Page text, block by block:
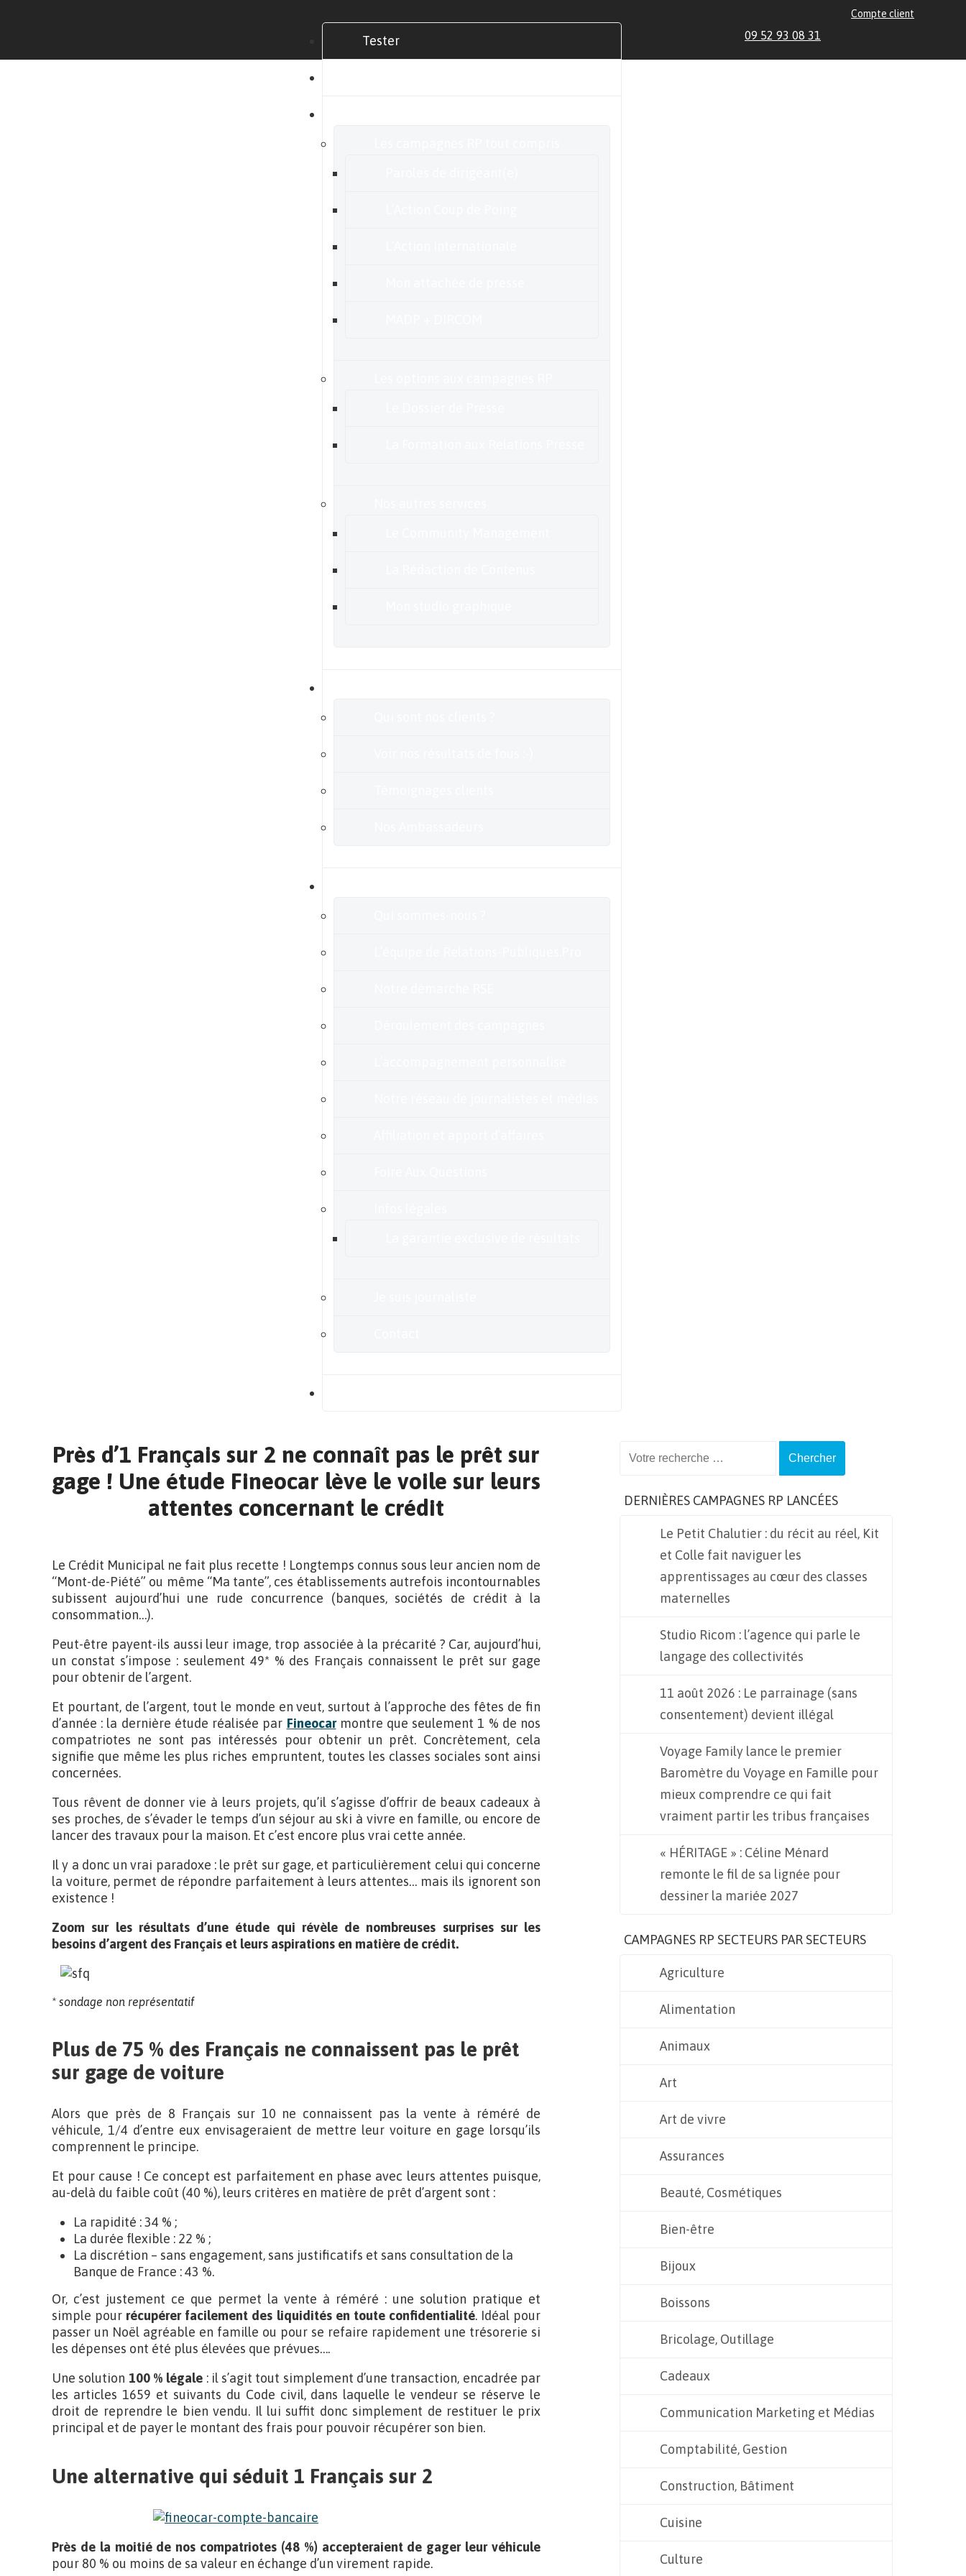
Tester
Compte client
09 52 93 08 31
Près d’1 Français sur 2 ne connaît pas le prêt sur
gage ! Une étude Fineocar lève le voile sur leurs
attentes concernant le crédit
Le Crédit Municipal ne fait plus recette ! Longtemps connus sous leur ancien nom de
“Mont-de-Piété” ou même “Ma tante”, ces établissements autrefois incontournables
subissent aujourd’hui une rude concurrence (banques, sociétés de crédit à la
consommation…).
Peut-être payent-ils aussi leur image, trop associée à la précarité ? Car, aujourd’hui,
un constat s’impose : seulement 49* % des Français connaissent le prêt sur gage
pour obtenir de l’argent.
Et pourtant, de l’argent, tout le monde en veut, surtout à l’approche des fêtes de fin
d’année : la dernière étude réalisée par Fineocarmontre que seulement 1 % de nos
compatriotes ne sont pas intéressés pour obtenir un prêt. Concrètement, cela
signifie que même les plus riches empruntent, toutes les classes sociales sont ainsi
concernées.
Tous rêvent de donner vie à leurs projets, qu’il s’agisse d’offrir de beaux cadeaux à
ses proches, de s’évader le temps d’un séjour au ski à vivre en famille, ou encore de
lancer des travaux pour la maison. Et c’est encore plus vrai cette année.
Il y a donc un vrai paradoxe : le prêt sur gage, et particulièrement celui qui concerne
la voiture, permet de répondre parfaitement à leurs attentes… mais ils ignorent son
existence !
Zoom sur les résultats d’une étude qui révèle de nombreuses surprises sur les
besoins d’argent des Français et leurs aspirations en matière de crédit.
* sondage non représentatif
Plus de 75 % des Français ne connaissent pas le prêt
sur gage de voiture
Alors que près de 8 Français sur 10 ne connaissent pas la vente à réméré de
véhicule, 1/4 d’entre eux envisageraient de mettre leur voiture en gage lorsqu’ils
comprennent le principe.
Et pour cause ! Ce concept est parfaitement en phase avec leurs attentes puisque,
au-delà du faible coût (40 %), leurs critères en matière de prêt d’argent sont :
La rapidité : 34 % ;
La durée flexible : 22 % ;
La discrétion – sans engagement, sans justificatifs et sans consultation de la
Banque de France : 43 %.
Or, c’est justement ce que permet la vente à réméré : une solution pratique et
simple pour récupérer facilement des liquidités en toute confidentialité. Idéal pour
passer un Noël agréable en famille ou pour se refaire rapidement une trésorerie si
les dépenses ont été plus élevées que prévues….
Une solution 100 % légale : il s’agit tout simplement d’une transaction, encadrée par
les articles 1659 et suivants du Code civil, dans laquelle le vendeur se réserve le
droit de reprendre le bien vendu. Il lui suffit donc simplement de restituer le prix
principal et de payer le montant des frais pour pouvoir récupérer son bien.
Une alternative qui séduit 1 Français sur 2
Près de la moitié de nos compatriotes (48 %) accepteraient de gager leur véhicule
pour 80 % ou moins de sa valeur en échange d’un virement rapide.
DERNIÈRES CAMPAGNES RP LANCÉES
Le Petit Chalutier : du récit au réel, Kit
et Colle fait naviguer les
apprentissages au cœur des classes
maternelles
Studio Ricom : l’agence qui parle le
langage des collectivités
11 août 2026 : Le parrainage (sans
consentement) devient illégal
Voyage Family lance le premier
Baromètre du Voyage en Famille pour
mieux comprendre ce qui fait
vraiment partir les tribus françaises
« HÉRITAGE » : Céline Ménard
remonte le fil de sa lignée pour
dessiner la mariée 2027
CAMPAGNES RP SECTEURS PAR SECTEURS
Agriculture
Alimentation
Animaux
Art
Art de vivre
Assurances
Beauté, Cosmétiques
Bien-être
Bijoux
Boissons
Bricolage, Outillage
Cadeaux
Communication Marketing et Médias
Comptabilité, Gestion
Construction, Bâtiment
Cuisine
Culture